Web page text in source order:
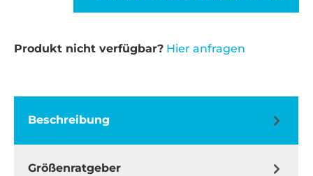
Produkt nicht verfügbar? Hier anfragen
Beschreibung
Größenratgeber